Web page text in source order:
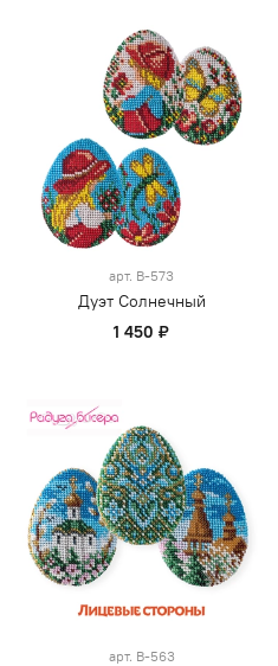
арт. В-573
Дуэт Солнечный
1 450 ₽
арт. В-563